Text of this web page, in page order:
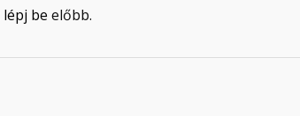
lépj be előbb.